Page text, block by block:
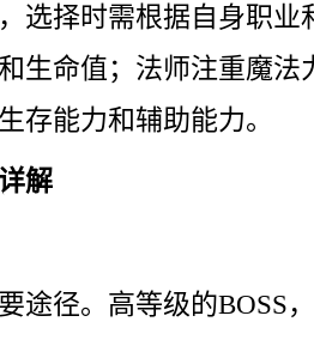
选择时需根据自身职业
生命值；法师注重魔法
存能力和辅助能力。
解
途径。高等级的BOSS